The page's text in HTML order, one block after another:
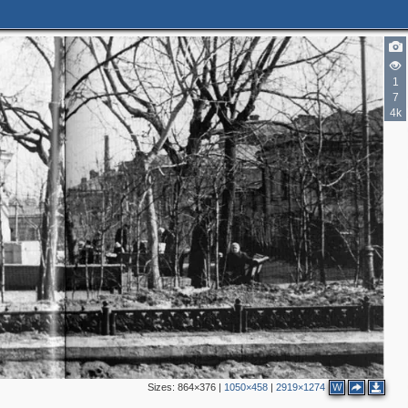
1
7
4k
Sizes: 864×376| 1050×458| 2919×1274 W
3
2